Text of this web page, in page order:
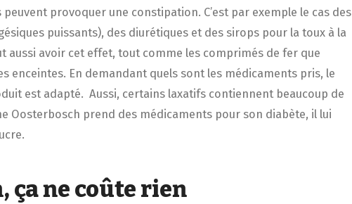
provoquer une constipation. C’est par exemple le cas des
puissants), des diurétiques et des sirops pour la toux à la
aussi avoir cet effet, tout comme les comprimés de fer que
enceintes. En demandant quels sont les médicaments pris, le
est adapté. Aussi, certains laxatifs contiennent beaucoup de
Oosterbosch prend des médicaments pour son diabète, il lui
ça ne coûte rien